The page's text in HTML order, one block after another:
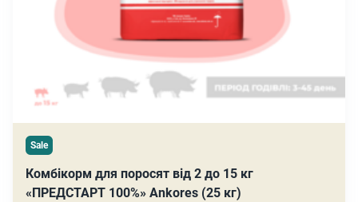
Sale
Комбікорм для поросят від 2 до 15 кг
«ПРЕДСТАРТ 100%» Ankores (25 кг)